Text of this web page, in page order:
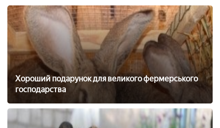
Хороший подарунок для великого фермерського
господарства